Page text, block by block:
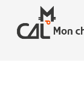
content